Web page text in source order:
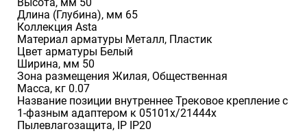
Длина (Глубина), мм 65
Коллекция Asta
Материал арматуры Металл, Пластик
Цвет арматуры Белый
Ширина, мм 50
Зона размещения Жилая, Общественная
Масса, кг 0.07
Название позиции внутреннее Трековое крепление с
1-фазным адаптером к 05101x/21444x
Пылевлагозащита, IP IP20